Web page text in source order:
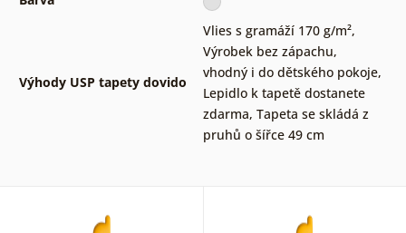
Výhody USP tapety dovido
Vlies s gramáží 170 g/m²,
Výrobek bez zápachu,
vhodný i do dětského pokoje,
Lepidlo k tapetě dostanete
zdarma, Tapeta se skládá z
pruhů o šířce 49 cm